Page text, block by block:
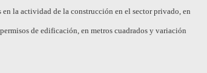
en la actividad de la construcción en el sector privado, en
de edificación, en metros cuadrados y variación